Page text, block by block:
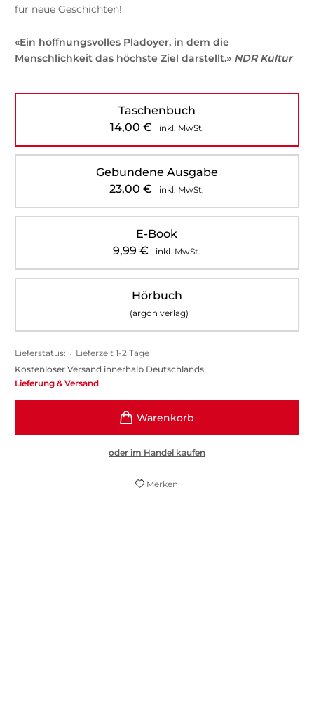
für neue Geschichten!
«Ein hoffnungsvolles Plädoyer, in dem die
Menschlichkeit das höchste Ziel darstellt.» NDR Kultur
Taschenbuch
14,00 € inkl. MwSt.
Gebundene Ausgabe
23,00€ inkl. MwSt.
E-Book
9,99€ inkl. MwSt.
Hörbuch
(argon verlag)
Lieferstatus: • Lieferzeit 1-2 Tage
Kostenloser Versand innerhalb Deutschlands
Lieferung & Versand
oder im Handel kaufen
Merken